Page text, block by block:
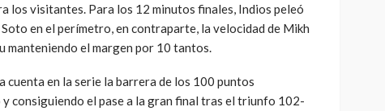
los visitantes. Para los 12 minutos finales, Indios peleó
en el perímetro, en contraparte, la velocidad de Mikh
manteniendo el margen por 10 tantos.
cuenta en la serie la barrera de los 100 puntos
consiguiendo el pase a la gran final tras el triunfo 102-